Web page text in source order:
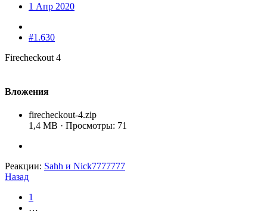
1 Апр 2020
#1.630
Firecheckout 4
Вложения
firecheckout-4.zip
1,4 MB · Просмотры: 71
Реакции: Sahh и Nick7777777
Назад
1
…